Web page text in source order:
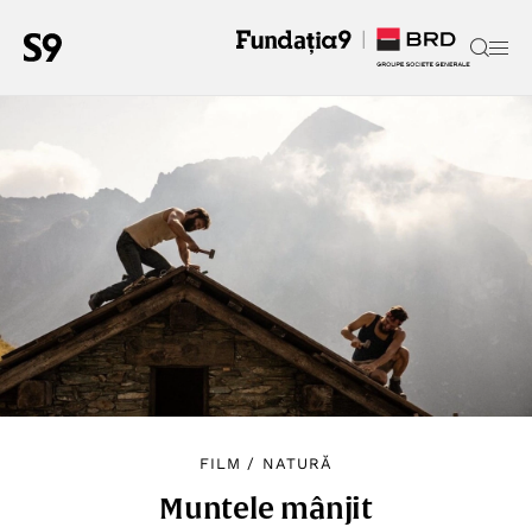
FILM / NATURĂ
Muntele mânjit